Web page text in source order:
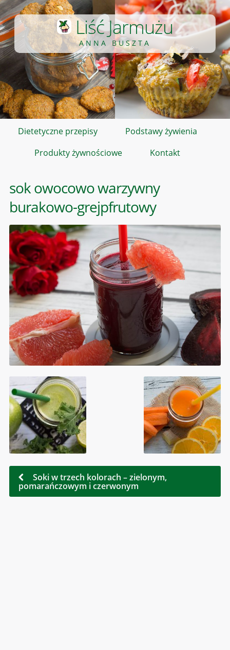
Liść Jarmużu
ANNA BUSZTA
Dietetyczne przepisy
Podstawy żywienia
Produkty żywnościowe
Kontakt
sok owocowo warzywny
burakowo-grejpfrutowy
Soki w trzech kolorach – zielonym,
pomarańczowym i czerwonym